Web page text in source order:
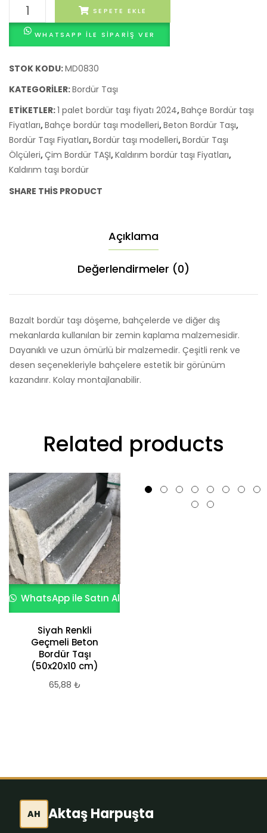
Bazalt
Bordür
Taşı
Metre
Beykoz
adet
SEPETE EKLE
WHATSAPP ILE SIPARIŞ VER
STOK KODU:MD0830
KATEGORILER:Bordür Taşı
ETIKETLER:1 palet bordür taşı fiyatı 2024,Bahçe Bordür taşı
Fiyatları,Bahçe bordür taşı modelleri,Beton Bordür Taşı,
Bordür Taşı Fiyatları,Bordür taşı modelleri,Bordür Taşı
Ölçüleri,Çim Bordür TAŞI,Kaldırım bordür taşı Fiyatları,
Kaldırım taşı bordür
SHARE THIS PRODUCT
Açıklama
Değerlendirmeler (0)
Bazalt bordür taşı döşeme, bahçelerde ve diğer dış
mekanlarda kullanılan bir zemin kaplama malzemesidir.
Dayanıklı ve uzun ömürlü bir malzemedir. Çeşitli renk ve
desen seçenekleriyle bahçelere estetik bir görünüm
kazandırır. Kolay montajlanabilir.
Related products
WhatsApp ile Satın Al
Siyah Renkli
Geçmeli Beton
Bordür Taşı
(50x20x10 cm)
65,88 ₺
AH Aktaş Harpuşta